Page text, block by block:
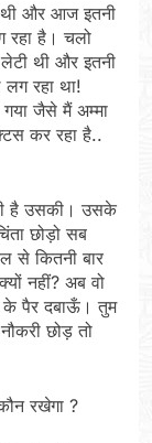
और आज इतनी
रहा है। चलो
थी और इतनी
लग रहा था!
गया जैसे मैं अम्मा
कर रहा है..
है उसकी। उसके
छोड़ो सब
से कितनी बार
नहीं? अब वो
के पैर दबाऊँ। तुम
छोड़ तो
रखेगा ?